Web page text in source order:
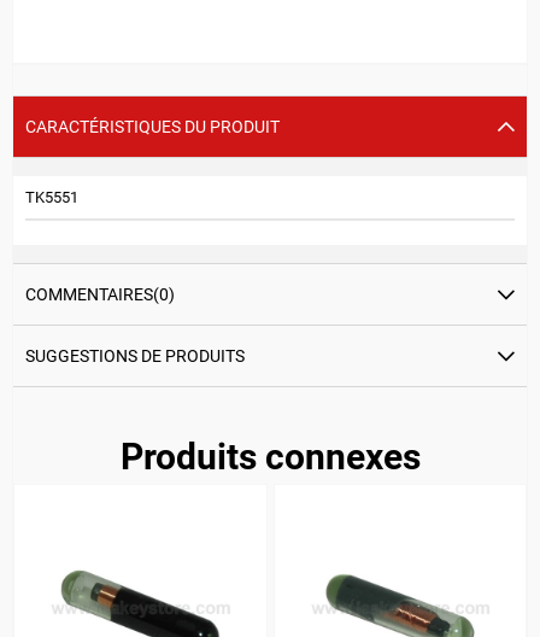
CARACTÉRISTIQUES DU PRODUIT
TK5551
COMMENTAIRES(0)
SUGGESTIONS DE PRODUITS
Produits connexes